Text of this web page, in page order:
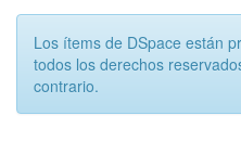
Los ítems de DSpace están
todos los derechos
contrario.